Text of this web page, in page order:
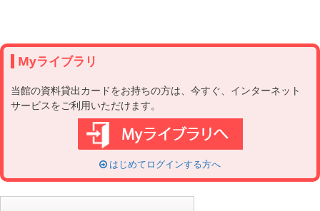
Myライブラリ
当館の資料貸出カードをお持ちの方は、今すぐ、インターネット
サービスをご利用いただけます。
はじめてログインする方へ